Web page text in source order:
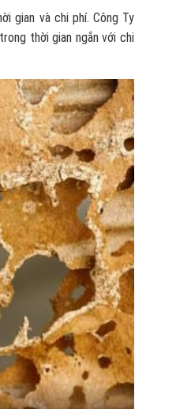
gian và chi phí. Công Ty
thời gian ngắn với chi